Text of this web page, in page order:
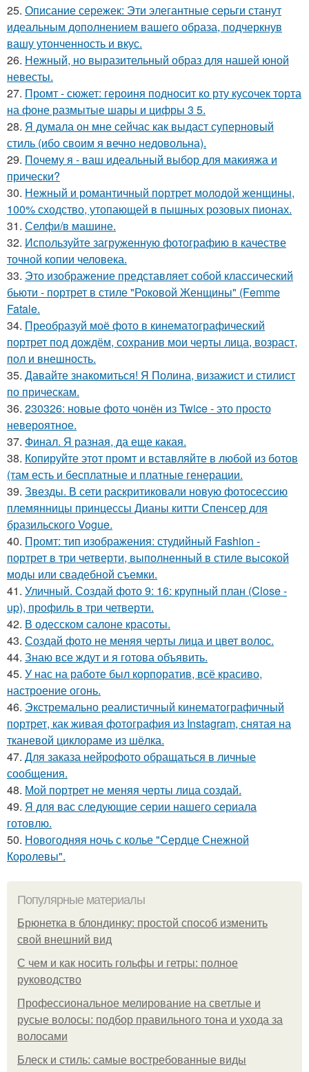
25. Описание сережек: Эти элегантные серьги станут
идеальным дополнением вашего образа, подчеркнув
вашу утонченность и вкус.
26. Нежный, но выразительный образ для нашей юной
невесты.
27. Промт - сюжет: героиня подносит ко рту кусочек торта
на фоне размытые шары и цифры 3 5.
28. Я думала он мне сейчас как выдаст суперновый
стиль (ибо своим я вечно недовольна).
29. Почему я - ваш идеальный выбор для макияжа и
прически?
30. Нежный и романтичный портрет молодой женщины,
100% сходство, утопающей в пышных розовых пионах.
31. Селфи/в машине.
32. Используйте загруженную фотографию в качестве
точной копии человека.
33. Это изображение представляет собой классический
бьюти - портрет в стиле "Роковой Женщины" (Femme
Fatale.
34. Преобразуй моё фото в кинематографический
портрет под дождём, сохранив мои черты лица, возраст,
пол и внешность.
35. Давайте знакомиться! Я Полина, визажист и стилист
по прическам.
36. 230326: новые фото чонён из Twice - это просто
невероятное.
37. Финал. Я разная, да еще какая.
38. Копируйте этот промт и вставляйте в любой из ботов
(там есть и бесплатные и платные генерации.
39. Звезды. В сети раскритиковали новую фотосессию
племянницы принцессы Дианы китти Спенсер для
бразильского Vogue.
40. Промт: тип изображения: студийный Fashion -
портрет в три четверти, выполненный в стиле высокой
моды или свадебной съемки.
41. Уличный. Создай фото 9: 16: крупный план (Close -
up), профиль в три четверти.
42. В одесском салоне красоты.
43. Создай фото не меняя черты лица и цвет волос.
44. Знаю все ждут и я готова объявить.
45. У нас на работе был корпоратив, всё красиво,
настроение огонь.
46. Экстремально реалистичный кинематографичный
портрет, как живая фотография из Instagram, снятая на
тканевой циклораме из шёлка.
47. Для заказа нейрофото обращаться в личные
сообщения.
48. Мой портрет не меняя черты лица создай.
49. Я для вас следующие серии нашего сериала
готовлю.
50. Новогодняя ночь с колье "Сердце Снежной
Королевы".
Популярные материалы
Брюнетка в блондинку: простой способ изменить
свой внешний вид
С чем и как носить гольфы и гетры: полное
руководство
Профессиональное мелирование на светлые и
русые волосы: подбор правильного тона и ухода за
волосами
Блеск и стиль: самые востребованные виды